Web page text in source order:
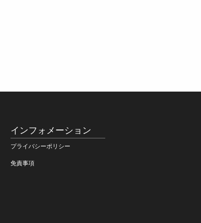
インフォメーション
プライバシーポリシー
免責事項